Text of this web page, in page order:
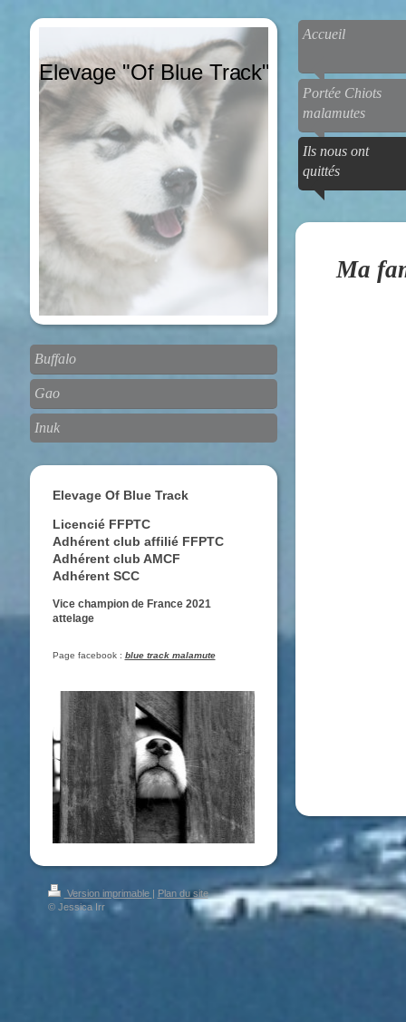
Elevage "Of Blue Track"
Buffalo
Gao
Inuk
Elevage Of Blue Track
Licencié FFPTC
Adhérent club affilié FFPTC
Adhérent club AMCF
Adhérent SCC
Vice champion de France 2021
attelage
Page facebook : blue track malamute
Accueil
Portée Chiots
malamutes
Ils nous ont
quittés
Ma
Version imprimable | Plan du site
© Jessica Irr